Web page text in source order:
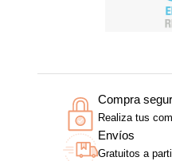
Compra
Realiza tus
Envíos
Gratuitos a